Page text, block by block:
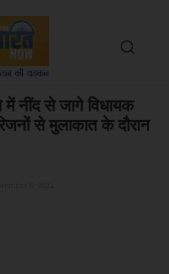
में नींद से जागे विधायक
से मुलाकात के दौरान